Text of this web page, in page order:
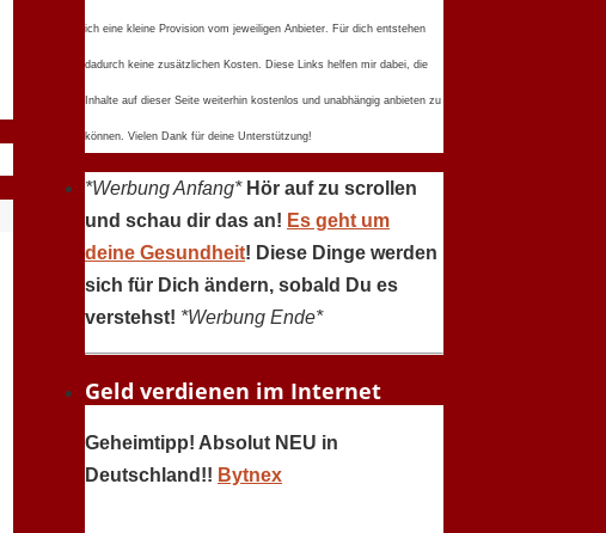
ich eine kleine Provision vom jeweiligen Anbieter. Für dich entstehen
dadurch keine zusätzlichen Kosten. Diese Links helfen mir dabei, die
Inhalte auf dieser Seite weiterhin kostenlos und unabhängig anbieten zu
können. Vielen Dank für deine Unterstützung!
*Werbung Anfang* Hör auf zu scrollen
und schau dir das an! Es geht um
deine Gesundheit! Diese Dinge werden
sich für Dich ändern, sobald Du es
verstehst! *Werbung Ende*
Geld verdienen im Internet
Geheimtipp! Absolut NEU in
Deutschland!! Bytnex